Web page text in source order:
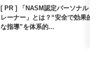
[ PR ] 「NASM認定パーソナルト
レーナー」とは？“安全で効果的
な指導”を体系的...